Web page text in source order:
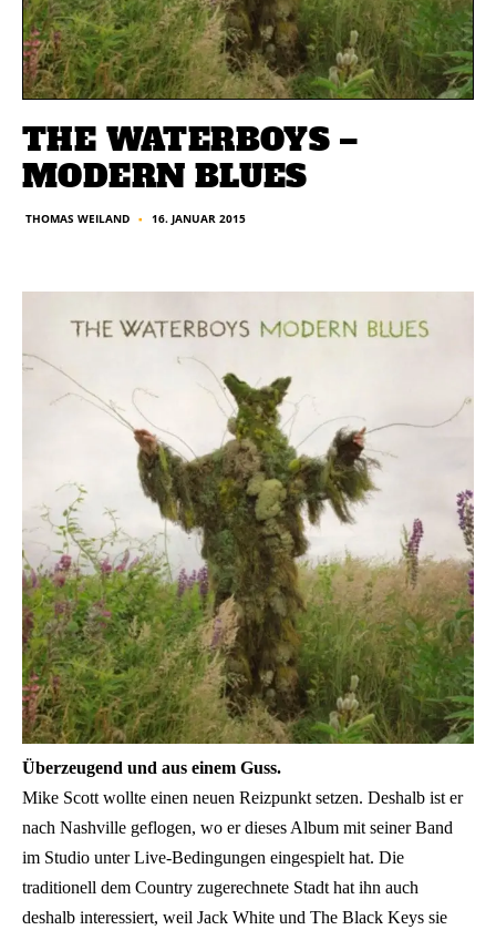
THE WATERBOYS –
MODERN BLUES
THOMAS WEILAND ■ 16. JANUAR 2015
Überzeugend und aus einem Guss.
Mike Scott wollte einen neuen Reizpunkt setzen. Deshalb ist er
nach Nashville geflogen, wo er dieses Album mit seiner Band
im Studio unter Live-Bedingungen eingespielt hat. Die
traditionell dem Country zugerechnete Stadt hat ihn auch
deshalb interessiert, weil Jack White und The Black Keys sie